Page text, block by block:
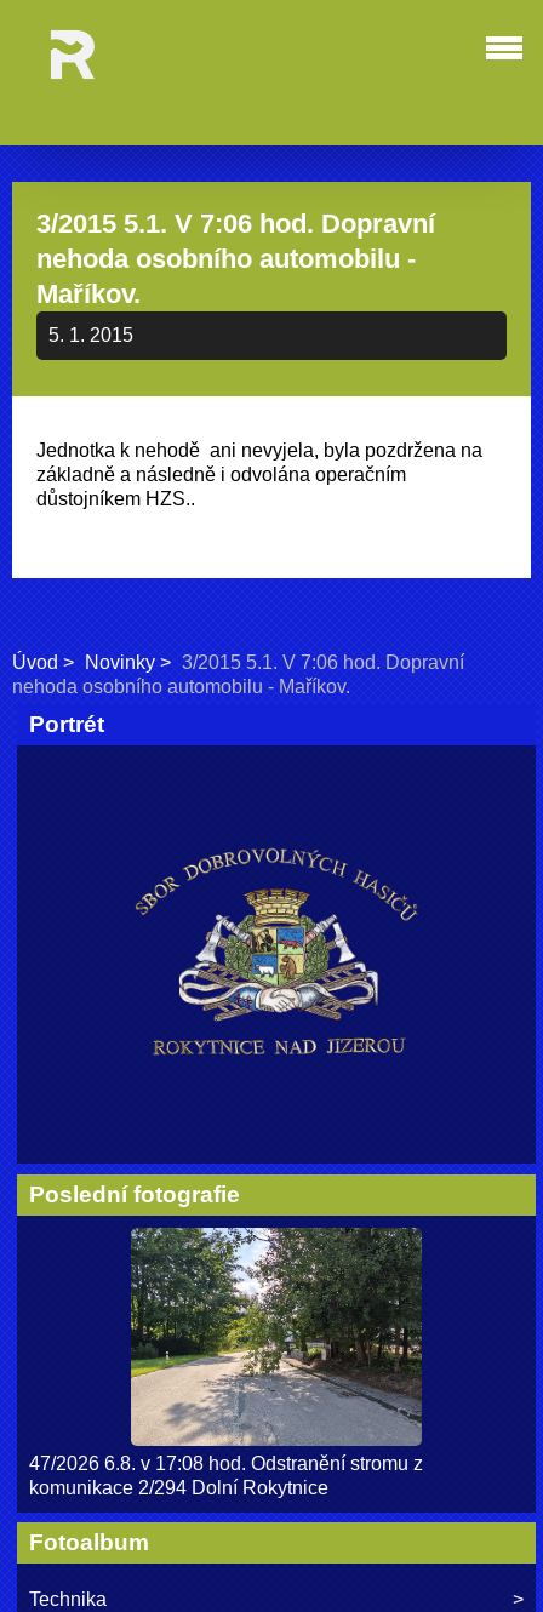
3/2015 5.1. V 7:06 hod. Dopravní
nehoda osobního automobilu -
Maříkov.
5. 1. 2015
Jednotka k nehodě ani nevyjela, byla pozdržena na
základně a následně i odvolána operačním
důstojníkem HZS..
Úvod Novinky
3/2015 5.1. V 7:06 hod. Dopravní
nehoda osobního automobilu - Maříkov.
Portrét
Poslední fotografie
47/2026 6.8. v 17:08 hod. Odstranění stromu z
komunikace 2/294 Dolní Rokytnice
Fotoalbum
Technika